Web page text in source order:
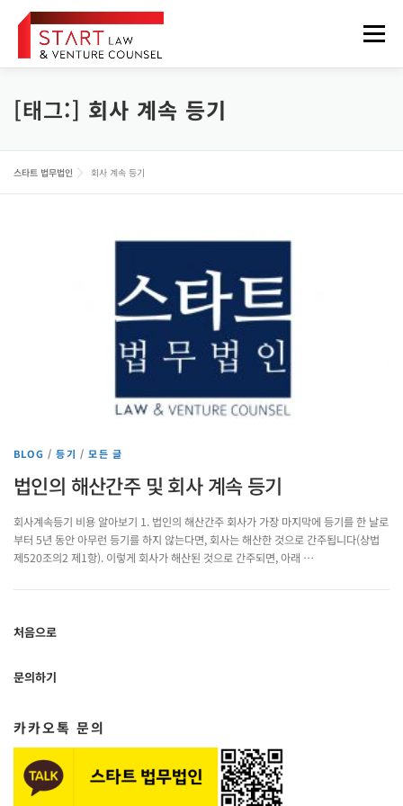
메뉴
법무법인 소개 업무분야 구성원
정보게시판 FOREIGNER
[태그:] 회사 계속 등기
스타트 법무법인 회사 계속 등기
BLOG /등기 /모든 글
법인의 해산간주 및 회사 계속 등기
회사계속등기 비용 알아보기 1. 법인의 해산간주 회사가 가장 마지막에 등기를 한 날로
부터 5년 동안 아무런 등기를 하지 않는다면, 회사는 해산한 것으로 간주됩니다(상법
제520조의2 제1항). 이렇게 회사가 해산된 것으로 간주되면, 아래 …
처음으로
문의하기
카카오톡 문의